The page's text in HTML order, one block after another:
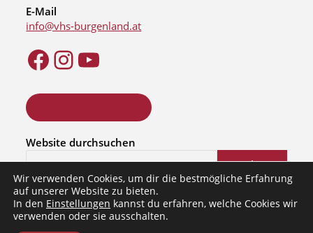
E-Mail
info@vhs-burgenland.at
Website durchsuchen
Suchen
Wir verwenden Cookies, um dir die bestmögliche Erfahrung
auf unserer Website zu bieten.
In den Einstellungen kannst du erfahren, welche Cookies wir
verwenden oder sie ausschalten.